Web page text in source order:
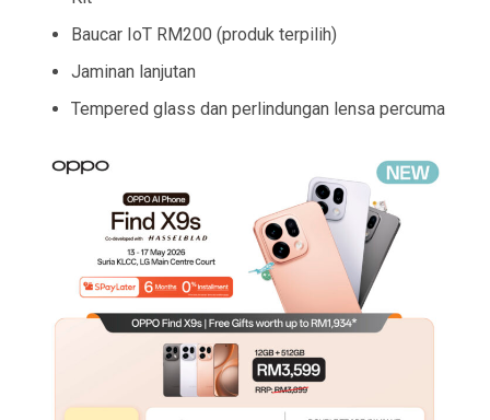
Baucar IoT RM200 (produk terpilih)
Jaminan lanjutan
Tempered glass dan perlindungan lensa percuma